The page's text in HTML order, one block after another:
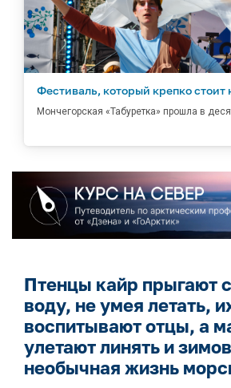
Фестиваль, который крепко стоит
Мончегорская «Табуретка» прошла в
Птенцы кайр прыгают
воду, не умея летать,
воспитывают отцы, а
улетают линять и
необычная жизнь